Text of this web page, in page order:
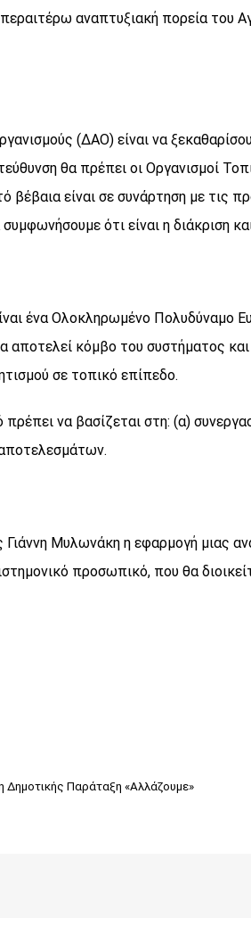
αναπτυξιακή πορεία του
(ΔΑΟ) είναι να
θα πρέπει οι Οργανισμοί
είναι σε συνάρτηση με τις
ότι είναι η διάκριση
ένα Ολοκληρωμένο Πολυδύναμο
κόμβο του συστήματος
σε τοπικό επίπεδο.
να βασίζεται στη: (α)
Μυλωνάκη η εφαρμογή μιας
προσωπικό, που θα
Παράταξη «Αλλάζουμε»